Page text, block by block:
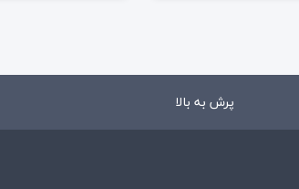
پرش به بالا